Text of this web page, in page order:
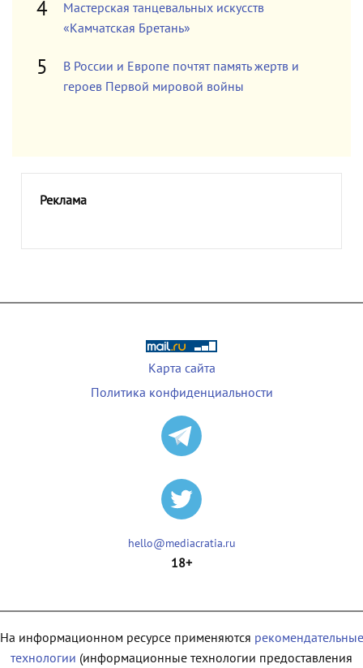
Мастерская танцевальных искусств
«Камчатская Бретань»
В России и Европе почтят память жертв и
героев Первой мировой войны
Реклама
Карта сайта
Политика конфиденциальности
hello@mediacratia.ru
18+
На информационном ресурсе применяются рекомендательные
технологии (информационные технологии предоставления